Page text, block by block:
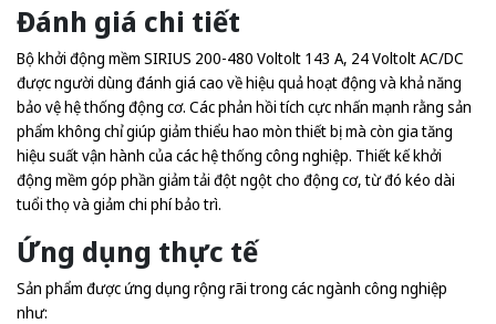
Đánh giá chi tiết
Bộ khởi động mềm SIRIUS 200-480 Voltolt 143 A, 24 Voltolt AC/DC
được người dùng đánh giá cao về hiệu quả hoạt động và khả năng
bảo vệ hệ thống động cơ. Các phản hồi tích cực nhấn mạnh rằng sản
phẩm không chỉ giúp giảm thiểu hao mòn thiết bị mà còn gia tăng
hiệu suất vận hành của các hệ thống công nghiệp. Thiết kế khởi
động mềm góp phần giảm tải đột ngột cho động cơ, từ đó kéo dài
tuổi thọ và giảm chi phí bảo trì.
Ứng dụng thực tế
Sản phẩm được ứng dụng rộng rãi trong các ngành công nghiệp
như: